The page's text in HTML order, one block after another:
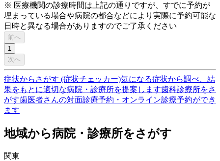
※ 医療機関の診療時間は上記の通りですが、すでに予約が
埋まっている場合や病院の都合などにより実際に予約可能な
日時と異なる場合がありますのでご了承ください
前へ
1
次へ
症状からさがす (症状チェッカー)気になる症状から調べ、結
果をもとに適切な病院・診療所を提案します歯科診療所をさ
がす歯医者さんの対面診療予約・オンライン診療予約ができ
ます
地域から病院・診療所をさがす
関東